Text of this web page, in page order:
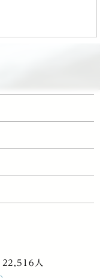
22,516人